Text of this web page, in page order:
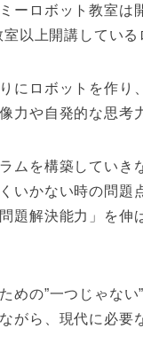
ーロボット教室は
室以上開講している
にロボットを作り
力や自発的な思考
ムを構築していき
いかない時の問題
題解決能力」を伸
めの”一つじゃない
がら、現代に必要